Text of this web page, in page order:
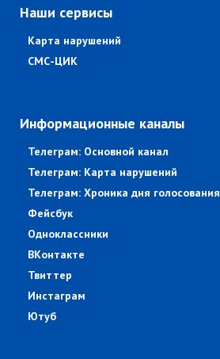
Наши сервисы
Карта нарушений
СМС-ЦИК
Информационные каналы
Телеграм: Основной канал
Телеграм: Карта нарушений
Телеграм: Хроника дня голосования
Фейсбук
Одноклассники
ВКонтакте
Твиттер
Инстаграм
Ютуб